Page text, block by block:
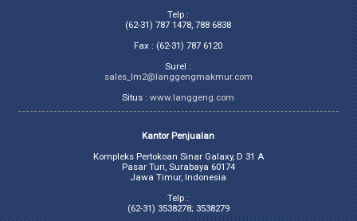
Telp :
(62-31) 787 1478, 788 6838
Fax : (62-31) 787 6120
Surel :
sales_lm2@langgengmakmur.com
Situs :www.langgeng.com
Kantor Penjualan
Kompleks Pertokoan Sinar Galaxy, D 31 A
Pasar Turi, Surabaya 60174
Jawa Timur, Indonesia
Telp :
(62-31) 3538278; 3538279